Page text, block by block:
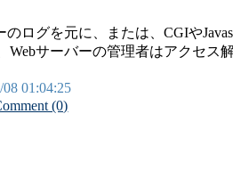
ログを元に、または、CGIや
Webサーバーの管理者はアクセ
08 01:04:25
(0)